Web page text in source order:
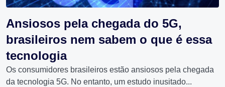
Ansiosos pela chegada do 5G,
brasileiros nem sabem o que é essa
tecnologia
Os consumidores brasileiros estão ansiosos pela chegada
da tecnologia 5G. No entanto, um estudo inusitado...